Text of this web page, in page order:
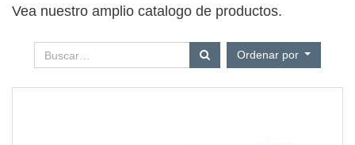
Vea nuestro amplio catalogo de productos.
Ordenar por